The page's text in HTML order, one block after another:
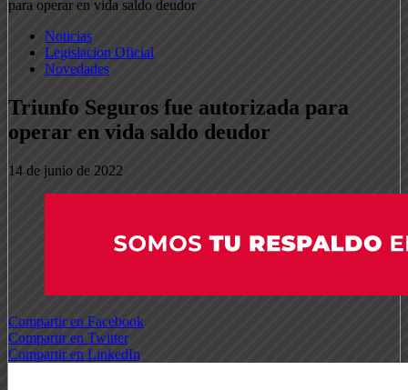
para operar en vida saldo deudor
Noticias
Legislacion Oficial
Novedades
Triunfo Seguros fue autorizada para
operar en vida saldo deudor
14 de junio de 2022
Compartir en Facebook
Compartir en Twitter
Compartir en LinkedIn